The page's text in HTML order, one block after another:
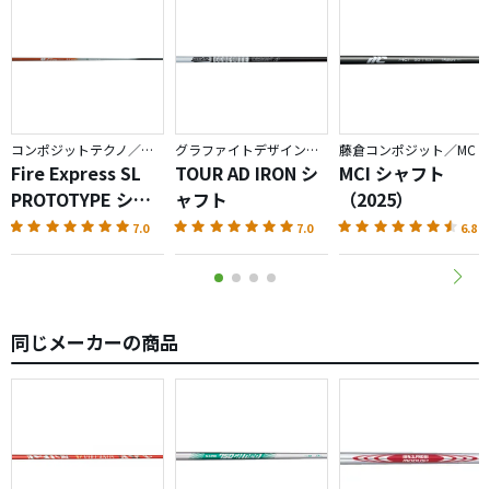
コンポジットテクノ／ファイアーエクスプレス
Fire Express SL
PROTOTYPE シャ
フト
7.0
グラファイトデザイン／TOUR AD
TOUR AD IRON シ
ャフト
7.0
藤倉コンポジット／MC
MCI シャフト
（2025）
6.8
同じメーカーの商品